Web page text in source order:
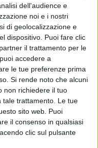
dell'audience e
noi e i nostri
di geolocalizzazione e
dispositivo. Puoi fare clic
il trattamento per le
accedere a
le tue preferenze prima
Si rende noto che alcuni
non richiedere il tuo
tale trattamento. Le tue
sito web. Puoi
il consenso in qualsiasi
clic sul pulsante
pieno di